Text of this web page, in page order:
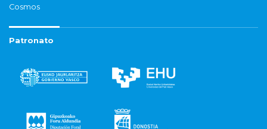
Cosmos
Patronato